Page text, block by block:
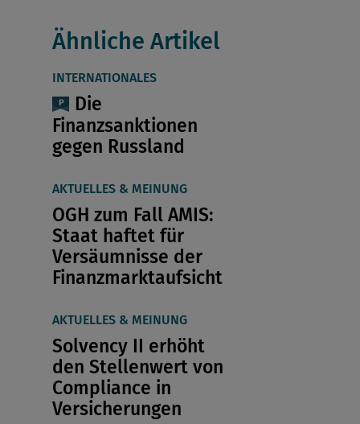
Ähnliche Artikel
INTERNATIONALES
Die
Finanzsanktionen
gegen Russland
AKTUELLES & MEINUNG
OGH zum Fall AMIS:
Staat haftet für
Versäumnisse der
Finanzmarktaufsicht
AKTUELLES & MEINUNG
Solvency II erhöht
den Stellenwert von
Compliance in
Versicherungen